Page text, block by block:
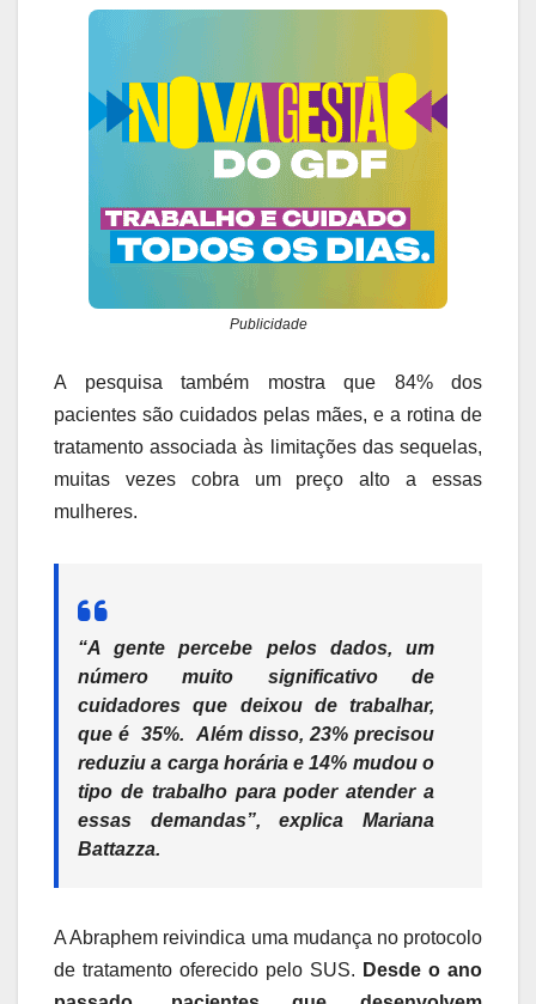
Publicidade
A pesquisa também mostra que 84% dos
pacientes são cuidados pelas mães, e a rotina de
tratamento associada às limitações das sequelas,
muitas vezes cobra um preço alto a essas
mulheres.
“A gente percebe pelos dados, um
número muito significativo de
cuidadores que deixou de trabalhar,
que é 35%. Além disso, 23% precisou
reduziu a carga horária e 14% mudou o
tipo de trabalho para poder atender a
essas demandas”, explica Mariana
Battazza.
A Abraphem reivindica uma mudança no protocolo
de tratamento oferecido pelo SUS. Desde o ano